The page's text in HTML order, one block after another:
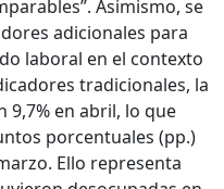
Asimismo, se
adicionales para
laboral en el contexto
tradicionales, la
9,7% en abril, lo que
porcentuales (pp.)
Ello representa